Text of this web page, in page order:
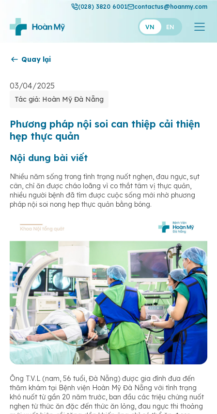
(028) 3820 6001 contactus@hoanmy.com
VN EN
Hạnh Phúc
Thuận Mỹ
Quay lại
03/04/2025
Tác giả: Hoàn Mỹ Đà Nẵng
Phương pháp nội soi can thiệp cải thiện
hẹp thực quản
Nội dung bài viết
Nhiều năm sống trong tình trạng nuốt nghẹn, đau ngực, sụt
cân, chỉ ăn được cháo loãng vì co thắt tâm vị thực quản,
nhiều người bệnh đã tìm được cuộc sống mới nhờ phương
pháp nội soi nong hẹp thực quản bằng bóng.
Ông T.V.L (nam, 56 tuổi, Đà Nẵng) được gia đình đưa đến
thăm khám tại Bệnh viện Hoàn Mỹ Đà Nẵng với tình trạng
khó nuốt từ gần 20 năm trước, ban đầu các triệu chứng nuốt
nghẹn từ thức ăn đặc đến thức ăn lỏng, đau ngực thi thoảng